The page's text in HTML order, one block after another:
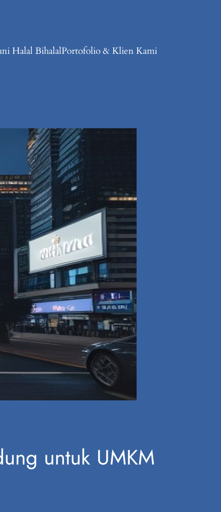
Halal BihalalPortofolio & Klien Kami
untuk UMKM